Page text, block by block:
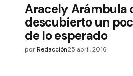
Aracely Arámbula
descubierto un
de lo esperado
por Redacción25 abril, 2016